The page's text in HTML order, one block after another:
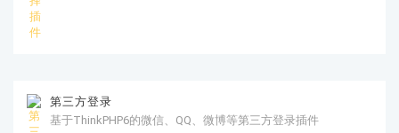
第三方登录
基于ThinkPHP6的微信、QQ、微博等第三方登录插件